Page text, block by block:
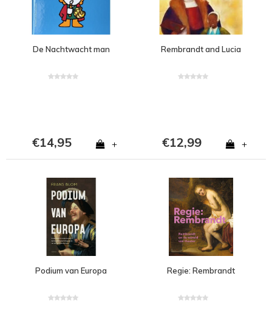
De Nachtwacht man
€14,95 +
Rembrandt and Lucia
€12,99 +
Podium van Europa Regie: Rembrandt